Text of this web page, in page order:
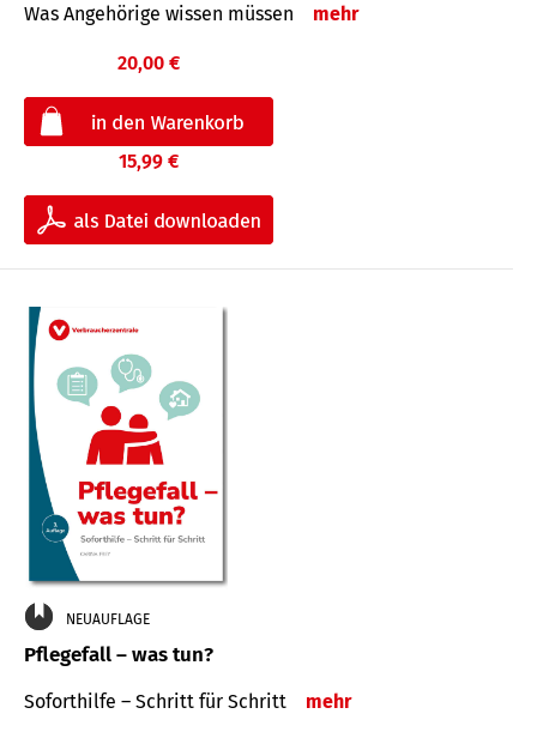
Was Angehörige wissen müssen mehr
20,00 €
15,99 €
NEUAUFLAGE
Pflegefall – was tun?
Soforthilfe – Schritt für Schritt mehr